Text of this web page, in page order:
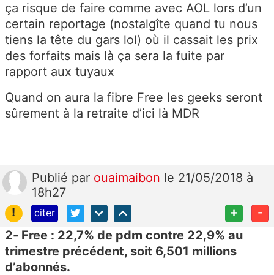
ça risque de faire comme avec AOL lors d’un
certain reportage (nostalgîte quand tu nous
tiens la tête du gars lol) où il cassait les prix
des forfaits mais là ça sera la fuite par
rapport aux tuyaux
Quand on aura la fibre Free les geeks seront
sûrement à la retraite d’ici là MDR
Publié par ouaimaibon le 21/05/2018 à
18h27
!
citer +
-
2- Free : 22,7% de pdm contre 22,9% au
trimestre précédent, soit 6,501 millions
d’abonnés.